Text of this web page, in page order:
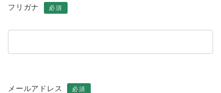
フリガナ 必須
メールアドレス 必須